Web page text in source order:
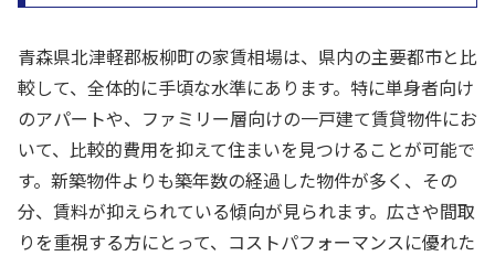
青森県北津軽郡板柳町の家賃相場は、県内の主要都市と比
較して、全体的に手頃な水準にあります。特に単身者向け
のアパートや、ファミリー層向けの一戸建て賃貸物件にお
いて、比較的費用を抑えて住まいを見つけることが可能で
す。新築物件よりも築年数の経過した物件が多く、その
分、賃料が抑えられている傾向が見られます。広さや間取
りを重視する方にとって、コストパフォーマンスに優れた